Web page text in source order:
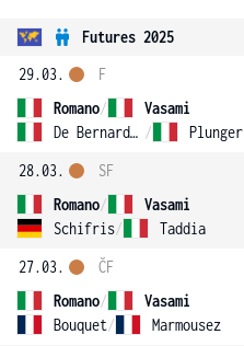
Futures 2025
29.03.
Romano/
Vasami
De Bernardis / Plunger
F
28.03.
Romano/
Vasami
Schifris/ Taddia
SF
27.03.
Romano/
Vasami
Bouquet/ Marmousez
ČF